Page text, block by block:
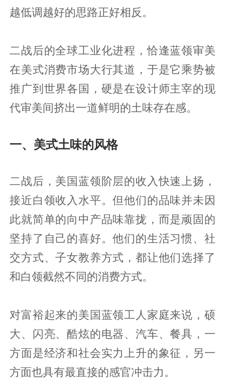
越低调越好的思路正好相反。
二战后的全球工业化进程，恰逢蓝领审美
在美式消费市场大行其道，于是它乘势被
推广到世界各国，硬是在设计师主宰的现
代审美间挤出一道鲜明的土味存在感。
一、美式土味的风格
二战后，美国蓝领阶层的收入快速上扬，
接近白领收入水平。但他们的品味并未因
此就简单的向中产品味靠拢，而是顽固的
坚持了自己的喜好。他们的生活习惯、社
交方式、子女教养方式，都让他们选择了
和白领截然不同的消费方式。
对富裕起来的美国蓝领工人家庭来说，硕
大、闪亮、酷炫的电器、汽车、餐具，一
方面是经济和社会实力上升的象征，另一
方面也具有最直接的感官冲击力。